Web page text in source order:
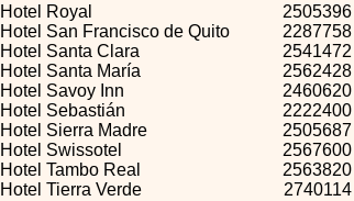
Hotel Royal
Hotel San Francisco de Quito
Hotel Santa Clara
Hotel Santa María
Hotel Savoy Inn
Hotel Sebastián
Hotel Sierra Madre
Hotel Swissotel
Hotel Tambo Real
Hotel Tierra Verde
2505396
2287758
2541472
2562428
2460620
2222400
2505687
2567600
2563820
2740114